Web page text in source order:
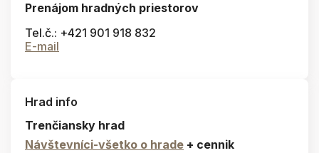
Prenájom hradných priestorov
Tel.č.: +421 901 918 832
E-mail
Hrad info
Trenčiansky hrad
Návštevníci-všetko o hrade + cennik